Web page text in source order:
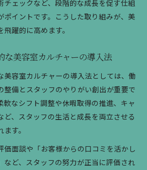
チェックなど、段階的な成長を促す仕組
ポイントです。こうした取り組みが、美
躍的に高めます。
な美容室カルチャーの導入法
美容室カルチャーの導入法としては、働
整備とスタッフのやりがい創出が重要で
軟なシフト調整や休暇取得の推進、キャ
ど、スタッフの生活と成長を両立させる
す。
価面談や「お客様からの口コミを活かし
など、スタッフの努力が正当に評価され